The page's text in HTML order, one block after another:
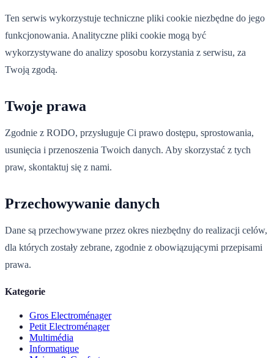
Ten serwis wykorzystuje techniczne pliki cookie niezbędne do jego
funkcjonowania. Analityczne pliki cookie mogą być
wykorzystywane do analizy sposobu korzystania z serwisu, za
Twoją zgodą.
Twoje prawa
Zgodnie z RODO, przysługuje Ci prawo dostępu, sprostowania,
usunięcia i przenoszenia Twoich danych. Aby skorzystać z tych
praw, skontaktuj się z nami.
Przechowywanie danych
Dane są przechowywane przez okres niezbędny do realizacji celów,
dla których zostały zebrane, zgodnie z obowiązującymi przepisami
prawa.
Kategorie
Gros Electroménager
Petit Electroménager
Multimédia
Informatique